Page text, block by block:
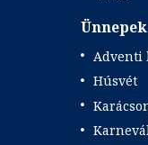
Ünnepek
Adventi
Húsvét